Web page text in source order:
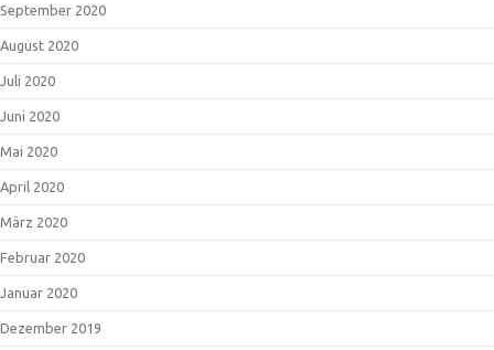
September 2020
August 2020
Juli 2020
Juni 2020
Mai 2020
April 2020
März 2020
Februar 2020
Januar 2020
Dezember 2019